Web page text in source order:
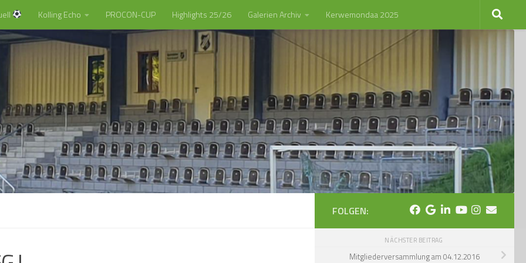
Kolling Echo PROCON-CUP Highlights 25/26 Galerien Archiv Kerwemondaa 2025
FOLGEN:
NÄCHSTER BEITRAG
Mitgliederversammlung am 04.12.2016